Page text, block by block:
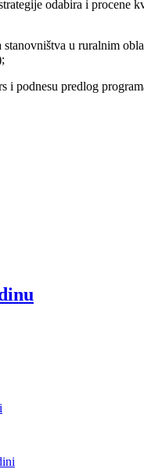
odabira i procene
u ruralnim
podnesu predlog